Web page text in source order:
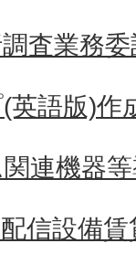
査業務委
英語版)作
連機器
信設備